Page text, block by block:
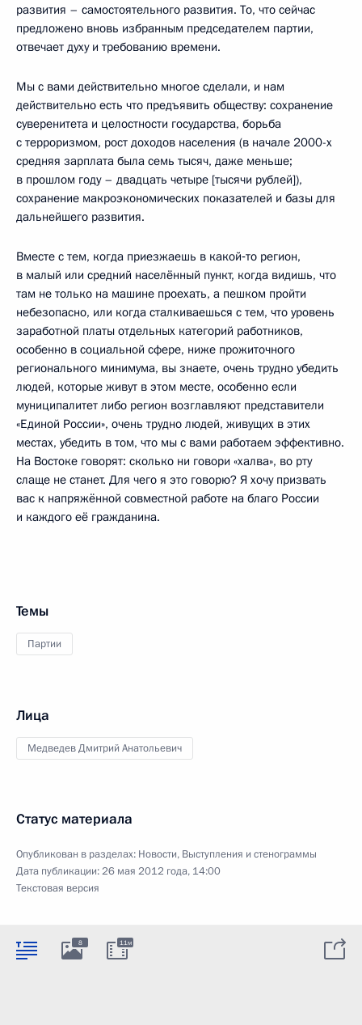
развития – самостоятельного развития. То, что сейчас
предложено вновь избранным председателем партии,
отвечает духу и требованию времени.
Мы с вами действительно многое сделали, и нам
действительно есть что предъявить обществу: сохранение
суверенитета и целостности государства, борьба
с терроризмом, рост доходов населения (в начале 2000-х
средняя зарплата была семь тысяч, даже меньше;
в прошлом году – двадцать четыре [тысячи рублей]),
сохранение макроэкономических показателей и базы для
дальнейшего развития.
Вместе с тем, когда приезжаешь в какой‑то регион,
в малый или средний населённый пункт, когда видишь, что
там не только на машине проехать, а пешком пройти
небезопасно, или когда сталкиваешься с тем, что уровень
заработной платы отдельных категорий работников,
особенно в социальной сфере, ниже прожиточного
регионального минимума, вы знаете, очень трудно убедить
людей, которые живут в этом месте, особенно если
муниципалитет либо регион возглавляют представители
«Единой России», очень трудно людей, живущих в этих
местах, убедить в том, что мы с вами работаем эффективно.
На Востоке говорят: сколько ни говори «халва», во рту
слаще не станет. Для чего я это говорю? Я хочу призвать
вас к напряжённой совместной работе на благо России
и каждого её гражданина.
Темы
Партии
Лица
Медведев Дмитрий Анатольевич
Статус материала
Опубликован в разделах: Новости, Выступления и стенограммы
Дата публикации:26 мая 2012 года, 14:00
Текстовая версия
8 11м